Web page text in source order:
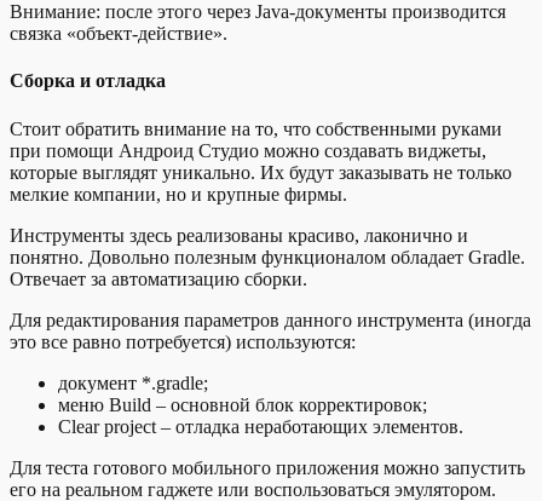
Внимание: после этого через Java-документы производится
связка «объект-действие».
Сборка и отладка
Стоит обратить внимание на то, что собственными руками
при помощи Андроид Студио можно создавать виджеты,
которые выглядят уникально. Их будут заказывать не только
мелкие компании, но и крупные фирмы.
Инструменты здесь реализованы красиво, лаконично и
понятно. Довольно полезным функционалом обладает Gradle.
Отвечает за автоматизацию сборки.
Для редактирования параметров данного инструмента (иногда
это все равно потребуется) используются:
документ *.gradle;
меню Build – основной блок корректировок;
Clear project – отладка неработающих элементов.
Для теста готового мобильного приложения можно запустить
его на реальном гаджете или воспользоваться эмулятором.